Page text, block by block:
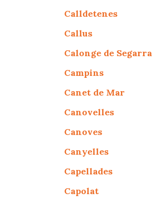
Calldetenes
Callus
Calonge de Segarra
Campins
Canet de Mar
Canovelles
Canoves
Canyelles
Capellades
Capolat